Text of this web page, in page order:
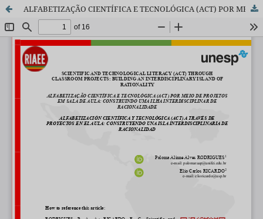
ALFABETIZAÇÃO CIENTÍFICA E TECNOLÓGICA (ACT) POR MEIO DE PROJETOS EM SALA DE AULA: CONSTRUINDO UMA ILHA INTERDISCIPLINAR DE RACIONALIDADE